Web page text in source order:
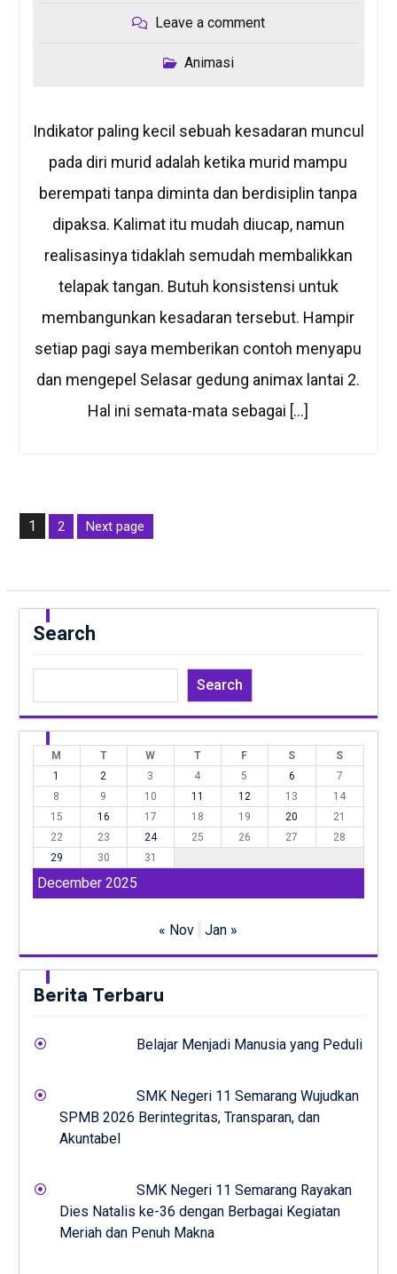
Leave a comment
Animasi
Indikator paling kecil sebuah kesadaran muncul
pada diri murid adalah ketika murid mampu
berempati tanpa diminta dan berdisiplin tanpa
dipaksa. Kalimat itu mudah diucap, namun
realisasinya tidaklah semudah membalikkan
telapak tangan. Butuh konsistensi untuk
membangunkan kesadaran tersebut. Hampir
setiap pagi saya memberikan contoh menyapu
dan mengepel Selasar gedung animax lantai 2.
Hal ini semata-mata sebagai […]
Posts
pagination
Page
1 Page
2 Next page
Search
Search
December 2025
M T W T F S
S
1
2 3 4 5 6
7
8
9 10 11 12 13
14
15
16 17 18 19 20
21
22
23 24 25 26 27
28
29
30 31
« Nov Jan »
Berita Terbaru
Belajar Menjadi Manusia yang Peduli
SMK Negeri 11 Semarang Wujudkan
SPMB 2026 Berintegritas, Transparan, dan
Akuntabel
SMK Negeri 11 Semarang Rayakan
Dies Natalis ke-36 dengan Berbagai Kegiatan
Meriah dan Penuh Makna